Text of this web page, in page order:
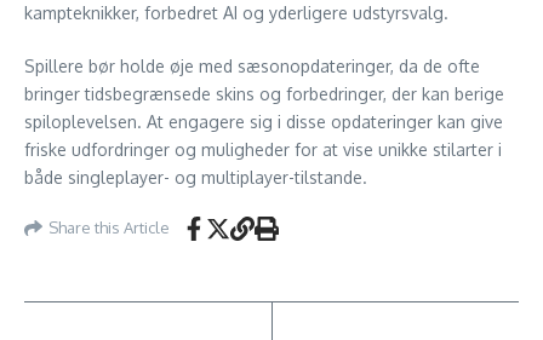
kampteknikker, forbedret AI og yderligere udstyrsvalg.
Spillere bør holde øje med sæsonopdateringer, da de ofte
bringer tidsbegrænsede skins og forbedringer, der kan berige
spiloplevelsen. At engagere sig i disse opdateringer kan give
friske udfordringer og muligheder for at vise unikke stilarter i
både singleplayer- og multiplayer-tilstande.
Share this Article